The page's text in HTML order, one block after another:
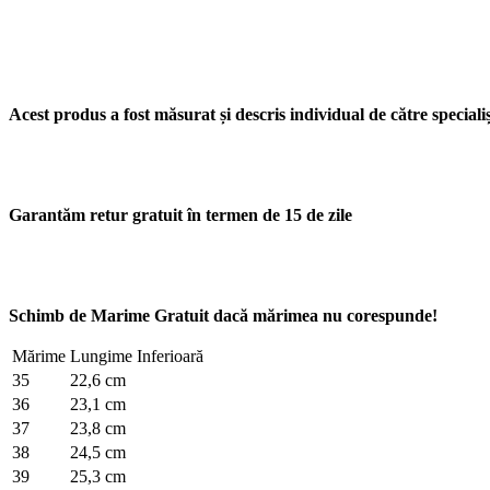
Acest produs a fost măsurat și descris individual de către
Garantăm retur gratuit în termen de 15 de zile
Schimb de Marime Gratuit dacă mărimea nu corespunde!
Mărime Lungime Inferioară
35
22,6 cm
36
23,1 cm
37
23,8 cm
38
24,5 cm
39
25,3 cm